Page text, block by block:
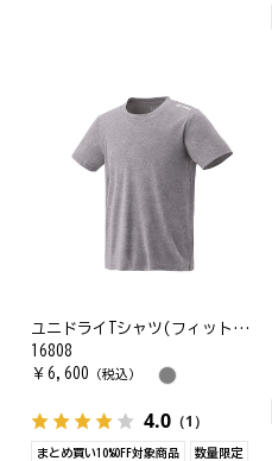
ユニドライTシャツ(フィットスタイル)
16808
￥ 6,600 （税込）
4.0 （1）
まとめ買い10%OFF対象商品 数量限定